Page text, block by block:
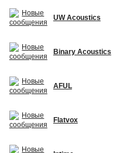
UW Acoustics
Binary Acoustics
AFUL
Flatvox